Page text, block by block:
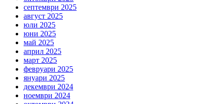
септември 2025
август 2025
юли 2025
юни 2025
май 2025
април 2025
март 2025
февруари 2025
януари 2025
декември 2024
ноември 2024